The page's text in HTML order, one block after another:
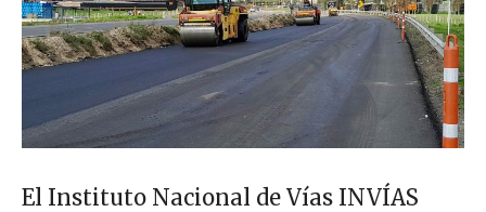
El Instituto Nacional de Vías INVÍAS